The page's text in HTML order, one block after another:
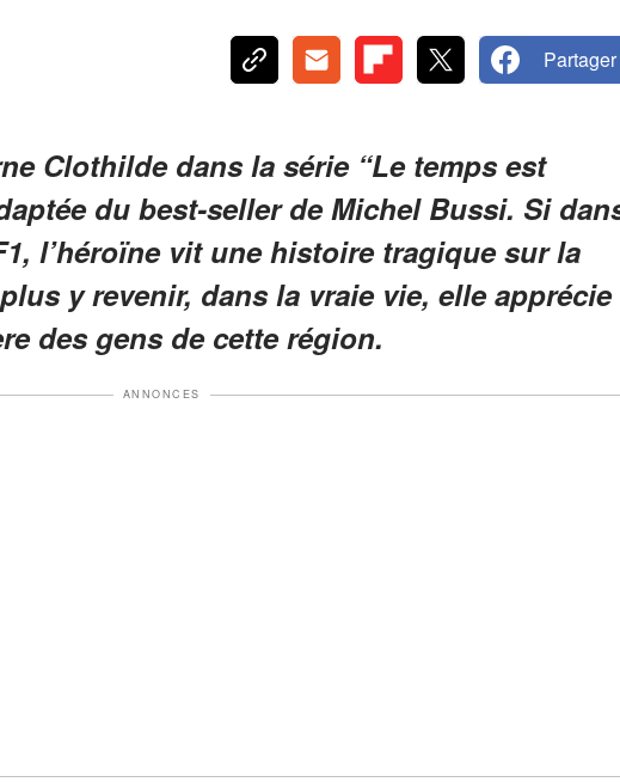
Partager
Clothilde dans la série “Le temps est
du best-seller de Michel Bussi. Si
l’héroïne vit une histoire tragique sur la
y revenir, dans la vraie vie, elle apprécie
des gens de cette région.
ANNONCES